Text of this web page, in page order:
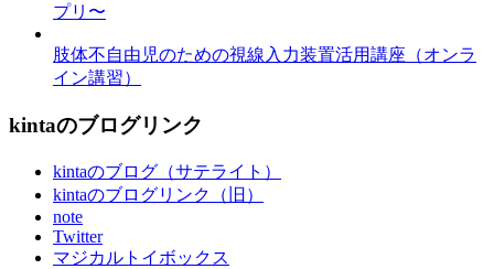
プリ〜
肢体不自由児のための視線入力装置活用講座（オンラ
イン講習）
kintaのブログリンク
kintaのブログ（サテライト）
kintaのブログリンク（旧）
note
Twitter
マジカルトイボックス